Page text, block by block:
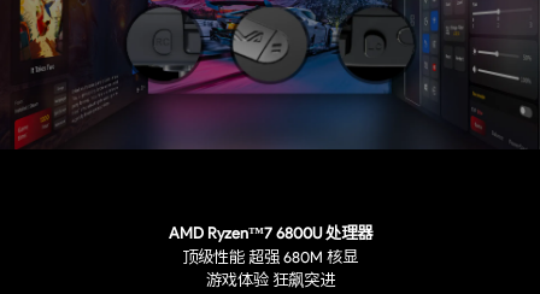
AMD Ryzen™7 6800U 处理器
顶级性能 超强 680M 核显
游戏体验 狂飙突进